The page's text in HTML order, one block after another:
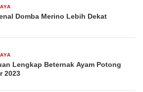
Domba Merino Lebih Dekat
Lengkap Beternak Ayam Potong
2023